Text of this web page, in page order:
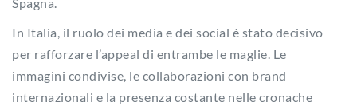
In Italia, il ruolo dei media e dei social è stato decisivo
per rafforzare l’appeal di entrambe le maglie. Le
immagini condivise, le collaborazioni con brand
internazionali e la presenza costante nelle cronache